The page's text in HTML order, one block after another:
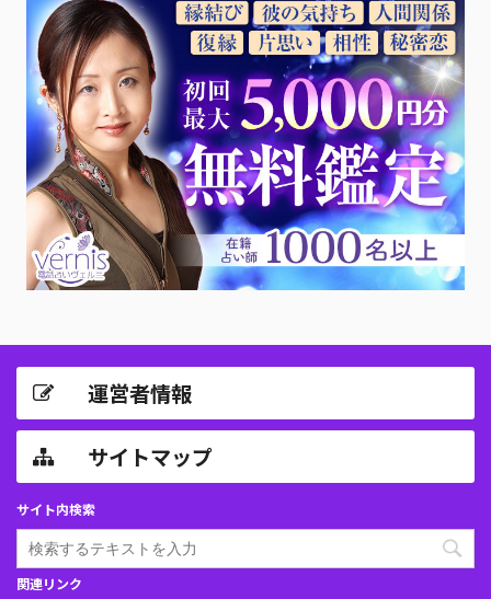
運営者情報
サイトマップ
サイト内検索
関連リンク